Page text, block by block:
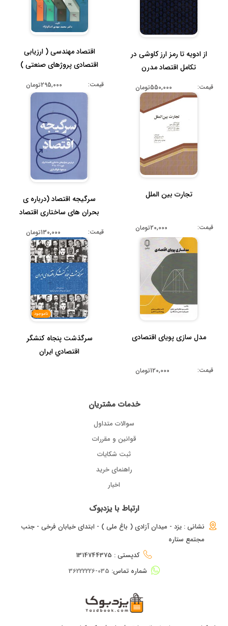
از ادویه تا رمز ارز کاوشی در
تکامل اقتصاد مدرن
قیمت: 550,000تومان
اقتصاد مهندسی ( ارزیابی
اقتصادی پروژهای صنعتی )
قیمت: 295,000تومان
تجارت بین الملل
قیمت: 20,000تومان
سرگیجه اقتصاد (درباره ی
بحران های ساختاری اقتصاد
قیمت: 130,000تومان
مدل سازی پویای اقتصادی
قیمت: 120,000تومان
ناموجود
سرگذشت پنجاه كنشگر
اقتصادي ايران
خدمات مشتریان
سوالات متداول
قوانین و مقررات
ثبت شکایات
راهنمای خرید
اخبار
ارتباط با یزدبوک
نشانی : یزد - میدان آزادی ( باغ ملی ) - ابتدای خیابان فرخی - جنب
مجتمع ستاره
کدپستی : 1314744375
شماره تماس: 035-36222226